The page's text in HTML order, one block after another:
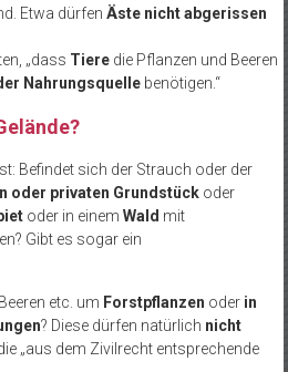
Etwa dürfen Äste nicht abgerissen
„dass Tieredie Pflanzen und Beeren
Nahrungsquellebenötigen.“
Befindet sich der Strauch oder der
oder privaten Grundstückoder
oder in einem Wald mit
Gibt es sogar ein
etc. um Forstpflanzen oder in
? Diese dürfen natürlich nicht
„aus dem Zivilrecht entsprechende